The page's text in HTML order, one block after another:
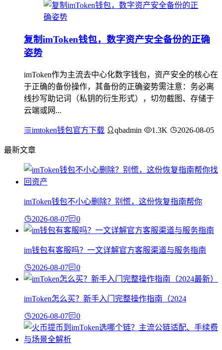
复制imToken钱包，数字资产安全备份的正确
姿势
imToken作为主流去中心化数字钱包，资产安全的核心在
于正确的备份操作，其备份的正确姿势需注意：务必离
线抄写助记词（私钥的衍生形式），切勿截图、存储于
云端或网...
imtoken钱包官方下载 qbadmin 1.3K 2026-08-05
最新文章
imToken钱包不小心删除？别慌，这份恢复指南帮你
2026-08-07 0
im钱包有客服吗？一文详解官方客服渠道与服务指南
2026-08-07 0
imToken怎么买？新手入门完整操作指南（2024
2026-08-07 0